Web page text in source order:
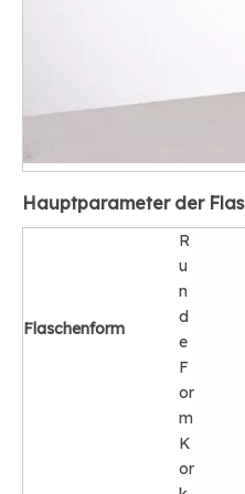
Hauptparameter der
Flaschenform
R
u
n
d
e
F
or
m
K
or